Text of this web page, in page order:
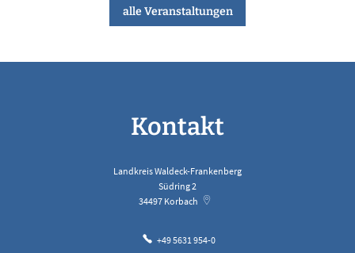
alle Veranstaltungen
Kontakt
Landkreis Waldeck-Frankenberg
Südring 2
34497 Korbach
+49 5631 954-0